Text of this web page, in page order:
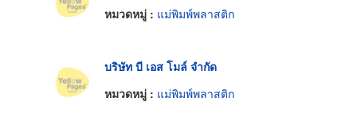
หมวดหมู่ : แม่พิมพ์พลาสติก
บริษัท บี เอส โมล์ จำกัด
หมวดหมู่ : แม่พิมพ์พลาสติก